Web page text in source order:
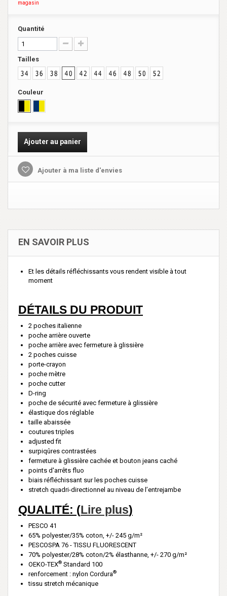
magasin
Quantité
Tailles
Couleur
Ajouter au panier
Ajouter à ma liste d'envies
EN SAVOIR PLUS
Et les détails réfléchissants vous rendent visible à tout
moment
DÉTAILS DU PRODUIT
2 poches italienne
poche arrière ouverte
poche arrière avec fermeture à glissière
2 poches cuisse
porte-crayon
poche mètre
poche cutter
D-ring
poche de sécurité avec fermeture à glissière
élastique dos réglable
taille abaissée
coutures triples
adjusted fit
surpiqûres contrastées
fermeture à glissière cachée et bouton jeans caché
points d'arrêts fluo
biais réfléchissant sur les poches cuisse
stretch quadri-directionnel au niveau de l’entrejambe
QUALITÉ: (Lire plus)
PESCO 41
65% polyester/35% coton, +/- 245 g/m²
PESCOSPA 76 - TISSU FLUORESCENT
70% polyester/28% coton/2% élasthanne, +/- 270 g/m²
OEKO-TEX® Standard 100
renforcement : nylon Cordura®
tissu stretch mécanique